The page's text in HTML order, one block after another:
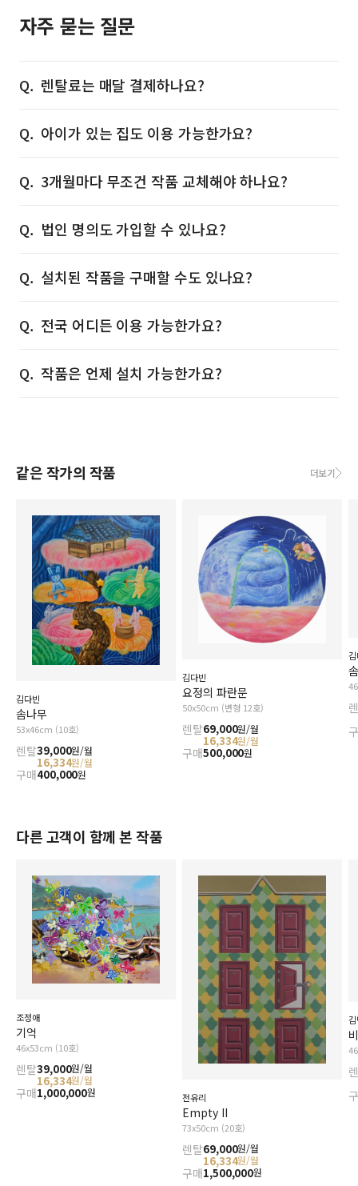
자주 묻는 질문
렌탈료는 매달 결제하나요?
아이가 있는 집도 이용 가능한가요?
3개월마다 무조건 작품 교체해야 하나요?
법인 명의도 가입할 수 있나요?
설치된 작품을 구매할 수도 있나요?
전국 어디든 이용 가능한가요?
작품은 언제 설치 가능한가요?
같은 작가의 작품 더보기
김다빈
솜나무
53x46cm (10호)
렌탈39,000원/월
16,334원/월
구매400,000원
김다빈
요정의 파란문
50x50cm (변형 12호)
렌탈69,000원/월
16,334원/월
구매500,000원
다른 고객이 함께 본 작품
조정애
기억
46x53cm (10호)
렌탈39,000원/월
16,334원/월
구매1,000,000원 전유리
Empty II
73x50cm (20호)
렌탈69,000원/월
16,334원/월
구매1,500,000원